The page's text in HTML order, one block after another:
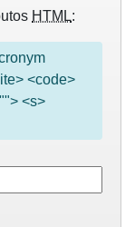
HTML:
<code>
<s>